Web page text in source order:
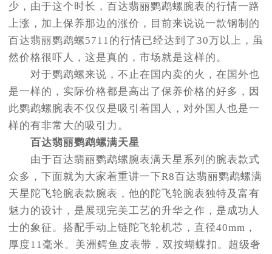
少，由于这个时长，百达翡丽鹦鹉螺腕表的行情一路
上涨，加上保养那边的涨价，目前来说说一款钢制的
百达翡丽鹦鹉螺5711的行情已经达到了30万以上，虽
然价格很吓人，这是真的，市场就是这样的。
对于鹦鹉螺来说，不止在国内卖的火，在国外也
是一样的，实际价格都是高出了保养价格的好多，因
此鹦鹉螺腕表不仅仅是吸引着国人，对外国人也是一
样的有非常大的吸引力。
百达翡丽鹦鹉螺满天星
由于百达翡丽鹦鹉螺腕表满天星系列的腕表款式
众多，下面就为大家着重讲一下R8百达翡丽鹦鹉螺满
天星陀飞轮腕表款腕表，他的陀飞轮腕表独特及富有
魅力的设计，是展现完美工艺的升华之作，是成功人
士的象征。搭配手动上链陀飞轮机芯，直径40mm，
厚度11毫米。美洲鳄鱼皮表带，双按蝴蝶扣。超级奢